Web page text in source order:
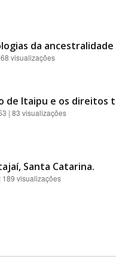
da
visualizações
de Itaipu e os direitos
| 83 visualizações
Santa Catarina.
| 189 visualizações